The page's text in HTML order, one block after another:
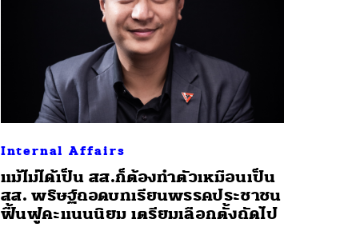
Internal Affairs
แม้ไม่ได้เป็น สส.ก็ต้องทำตัวเหมือนเป็น
สส. พริษฐ์ถอดบทเรียนพรรคประชาชน
ฟื้นฟูคะแนนนิยม เตรียมเลือกตั้งถัดไป